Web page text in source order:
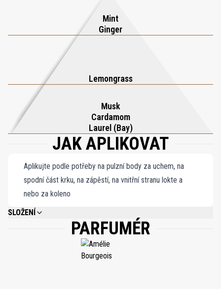
Mint
Ginger
Lemongrass
Musk
Cardamom
Laurel (Bay)
JAK APLIKOVAT
Aplikujte podle potřeby na pulzní body za uchem, na
spodní část krku, na zápěstí, na vnitřní stranu lokte a
nebo za koleno
SLOŽENÍ
ALCOHOL DENAT., FRAGRANCE/PARFUM, WATER/AQUA, LINALOOL,
LIMONENE, BENZYL SALICYLATE, CITRAL, GERANIOL.
PARFUMÉR